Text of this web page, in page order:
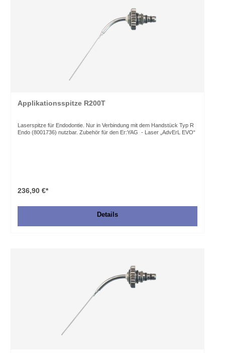
Applikationsspitze R200T
Laserspitze für Endodontie. Nur in Verbindung mit dem Handstück Typ R
Endo (8001736) nutzbar. Zubehör für den Er:YAG - Laser „AdvErL EVO“
236,90 €*
Details